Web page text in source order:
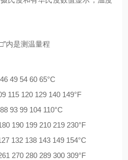
内是测温量程
49 54 60 65°C
115 120 129 140 149°F
93 99 104 110°C
190 199 210 219 230°F
132 138 143 149 154°C
270 280 289 300 309°F